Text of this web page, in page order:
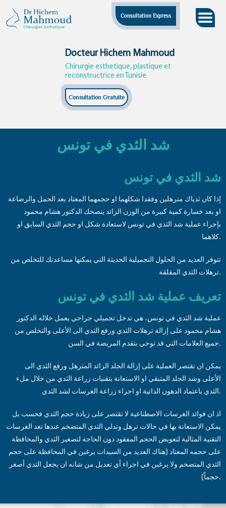
content
Consultation Express
Docteur Hichem Mahmoud
Chirurgie esthetique, plastique et
reconstructrice en Tunisie
Consultation Gratuite
شد الثدي في تونس
شد الثدي في تونس
إذا كان ثدياك مترهلين وفقدا شكلهما او حجمهما المعتاد بعد الحمل والرضاعة
او بعد خسارة كمية كبيرة من الوزن الزائد ينصحك الدكتور هشام محمود
بإجراء عملية شد الثدي في تونس لاستعادة شكل او حجم الثدي السابق او
كلاهما.
تتوفر العديد من الحلول التجميلية الحديثة التي يمكنها مساعدتك للتخلص من
ترهلات الثدي المقلقة.
تعريف عملية شد الثدي في تونس
عملية شد الثدي في تونس، هي تدخل تجميلي جراحي يعمل خلاله الدكتور
هشام محمود على إزالة ترهلات الثدي ورفع الثدي الى الأعلى والتخلص من
جميع العلامات التي قد توحي بتقدم المريضة في السن.
يمكن ان تقتصر العملية على إزالة الجلد الزائد المترهل ورفع الثدي الى
الأعلى وشد الجلد المتبقي او الاستعانة بتقنيات زراعة الثدي من خلال ملء
الثدي باعتماد الدهون الذاتية او اجراء زراعة الغرسات لشد الثدي.
اذ ان فوائد الغرسات الاصطناعية لا تقتصر على زيادة حجم الثدي فحسب بل
يمكن الاستعانة بها في حالات ترهل وتدلي الثدي المتضخم عندها تعد الغرسات
التقنية المثالية لتعويض الحجم المفقود دون الحاجة لتصغير الثدي والمحافظة
على حجمه المعتاد (هناك العديد من السيدات يرغبن في المحافظة على حجم
الثدي المتضخم ولا يرغبن في اجراء أي تعديل من شانه ان يجعل الثدي أصغر
حجماً).